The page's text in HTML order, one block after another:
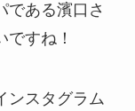
である濱口さ
すね！
ンスタグラム